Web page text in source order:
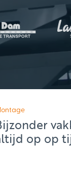
op op